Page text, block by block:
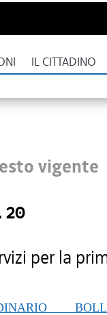
IL CITTADINO
vigente
20
per la